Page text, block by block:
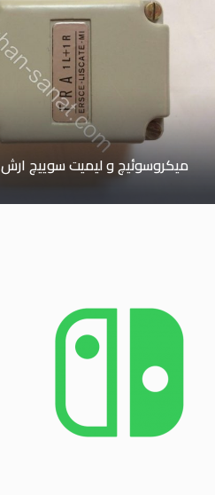
میکروسوئیچ و لیمیت سوییچ ارش ERSCE